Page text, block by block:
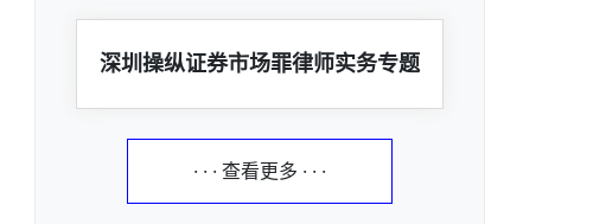
深圳操纵证券市场罪律师实务专题
· · · 查看更多 · · ·